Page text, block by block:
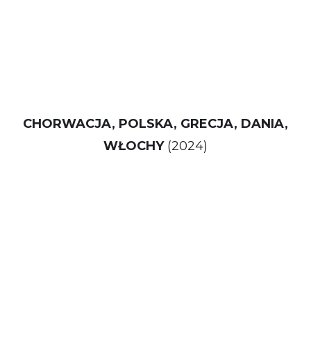
CHORWACJA, POLSKA, GRECJA, DANIA,
WŁOCHY(2024)